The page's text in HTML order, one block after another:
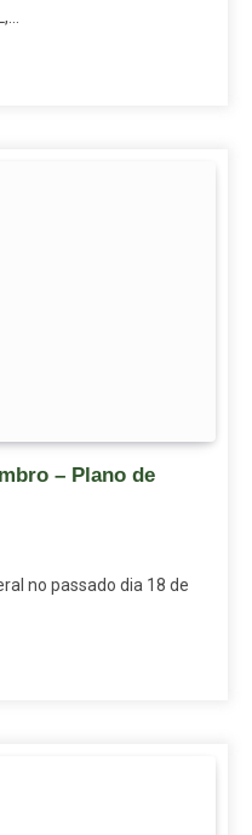
– Plano de
no passado dia 18 de